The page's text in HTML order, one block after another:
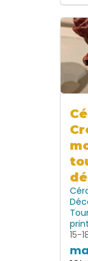
15-